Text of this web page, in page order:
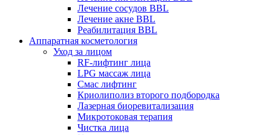
Лечение сосудов BBL
Лечение акне BBL
Реабилитация BBL
Аппаратная косметология
Уход за лицом
RF-лифтинг лица
LPG массаж лица
Смас лифтинг
Криолиполиз второго подбородка
Лазерная биоревитализация
Микротоковая терапия
Чистка лица